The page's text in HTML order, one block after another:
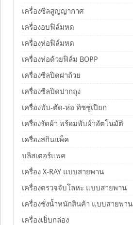
เครื่องซีลสูญญากาศ
เครื่องอบฟิล์มหด
เครื่องห่อฟิล์มหด
เครื่องห่อด้วยฟิล์ม BOPP
เครื่องซีลปิดฝาถ้วย
เครื่องซีลปิดปากถุง
เครื่องพับ-ตัด-ห่อ ทิชชู่เปียก
เครื่องรัดผ้า พร้อมพับผ้าอัตโนมัติ
เครื่องสกินแพ็ค
บลิสเตอร์แพค
เครื่อง X-RAY แบบสายพาน
เครื่องตรวจจับโลหะ แบบสายพาน
เครื่องชั่งน้ำหนักสินค้า แบบสายพาน
เครื่องเย็บกล่อง